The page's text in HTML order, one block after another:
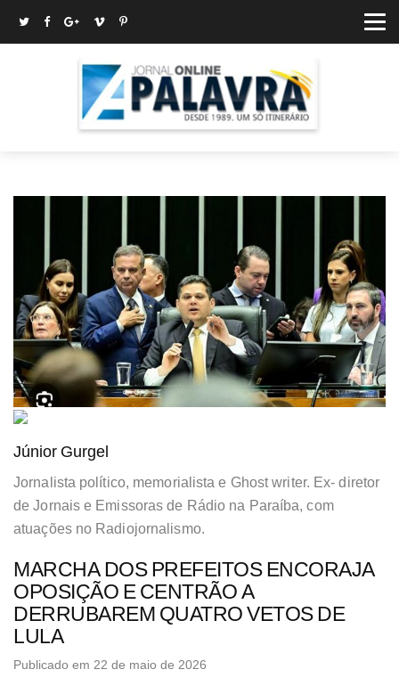
Júnior Gurgel
Jornalista político, memorialista e Ghost writer. Ex- diretor
de Jornais e Emissoras de Rádio na Paraíba, com
atuações no Radiojornalismo.
MARCHA DOS PREFEITOS ENCORAJA
OPOSIÇÃO E CENTRÃO A
DERRUBAREM QUATRO VETOS DE
LULA
Publicado em 22 de maio de 2026